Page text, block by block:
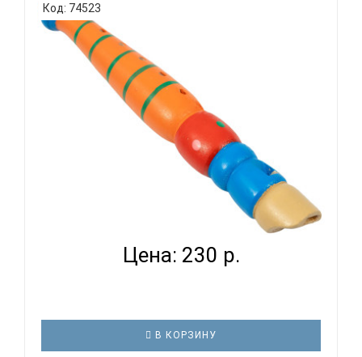
для тех, кто ищет деревянную блокфлейту с
теплым звучанием.Технические характеристики:
Блокфлейта немецкой системы Тональность: До-
сопрано Материал: дерево (груш..
Код: 74523
BEE RW06 - БЛОКФЛЕЙТА
Цена: 230 р.
В КОРЗИНУ